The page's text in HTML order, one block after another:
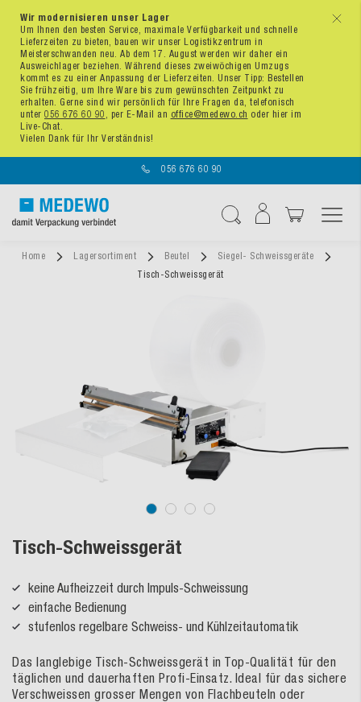
x
Wir modernisieren unser Lager
Um Ihnen den besten Service, maximale Verfügbarkeit und schnelle
Lieferzeiten zu bieten, bauen wir unser Logistikzentrum in
Meisterschwanden neu. Ab dem 17. August werden wir daher ein
Ausweichlager beziehen. Während dieses zweiwöchigen Umzugs
kommt es zu einer Anpassung der Lieferzeiten. Unser Tipp: Bestellen
Sie frühzeitig, um Ihre Ware bis zum gewünschten Zeitpunkt zu
erhalten. Gerne sind wir persönlich für Ihre Fragen da, telefonisch
unter 056 676 60 90 , per E-Mail an office@medewo.ch oder hier im
Live-Chat.
Vielen Dank für Ihr Verständnis!
056 676 60 90
Home Lagersortiment Beutel
Siegel- Schweissgeräte
Tisch-Schweissgerät
Tisch-Schweissgerät
keine Aufheizzeit durch Impuls-Schweissung
einfache Bedienung
stufenlos regelbare Schweiss- und Kühlzeitautomatik
Das langlebige Tisch-Schweissgerät in Top-Qualität für den
täglichen und dauerhaften Profi-Einsatz. Ideal für das sichere
Verschweissen grosser Mengen von Flachbeuteln oder